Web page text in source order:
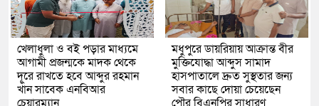
খেলাধুলা ও বই পড়ার মাধ্যমে
আগামী প্রজন্মকে মাদক থেকে
দূরে রাখতে হবে আব্দুর রহমান
খাঁন সাবেক এনবিআর
মধুপুরে ডায়রিয়ায় আক্রান্ত বীর
মুক্তিযোদ্ধা আব্দুস সামাদ
হাসপাতালে দ্রুত সুস্থতার জন্য
সবার কাছে দোয়া চেয়েছেন